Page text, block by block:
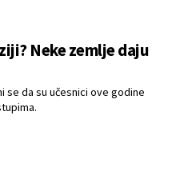
Neke zemlje daju
se da su učesnici ove godine